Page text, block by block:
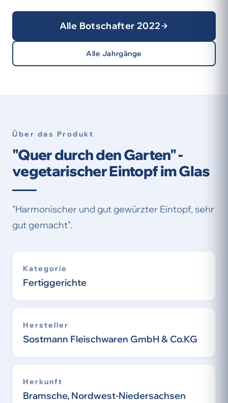
Alle Botschafter 2022
Alle Jahrgänge
Über das Produkt
"Quer durch den Garten" -
vegetarischer Eintopf im Glas
"Harmonischer und gut gewürzter Eintopf, sehr
gut gemacht".
Kategorie
Fertiggerichte
Hersteller
Sostmann Fleischwaren GmbH & Co.KG
Herkunft
Bramsche, Nordwest-Niedersachsen